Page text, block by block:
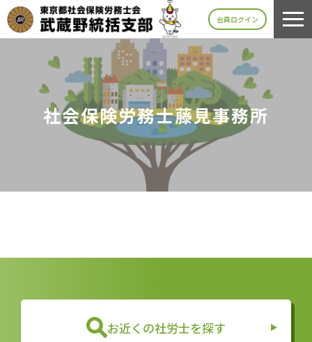
会員ログイン
社会保険労務士藤見事務所
お近くの社労士を探す